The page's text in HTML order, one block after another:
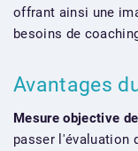
offrant ainsi une
besoins de
Avantages
Mesure objective
passer l'évaluation